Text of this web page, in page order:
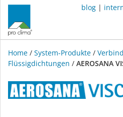
blog |
Home / System-Produkte /
Flüssigdichtungen / AEROSANA